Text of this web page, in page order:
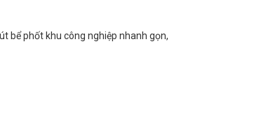
bể phốt khu công nghiệp nhanh gọn,